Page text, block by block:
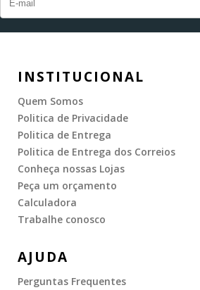
INSTITUCIONAL
Quem Somos
Politica de Privacidade
Politica de Entrega
Politica de Entrega dos Correios
Conheça nossas Lojas
Peça um orçamento
Calculadora
Trabalhe conosco
AJUDA
Perguntas Frequentes